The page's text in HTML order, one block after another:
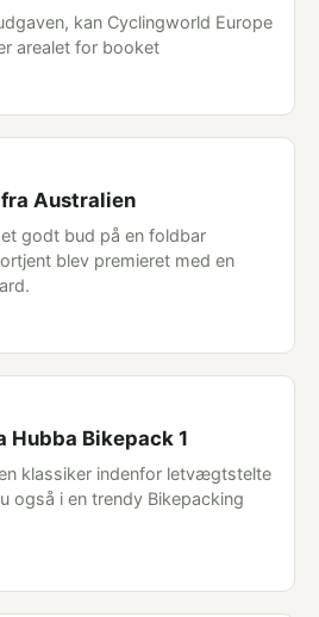
kan Cyclingworld Europe
arealet for booket
Australien
godt bud på en foldbar
blev premieret med en
Hubba Bikepack 1
klassiker indenfor letvægtstelte
også i en trendy Bikepacking